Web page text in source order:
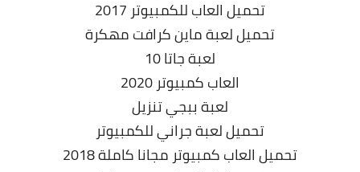
تحميل العاب للكمبيوتر 2017
تحميل لعبة ماين كرافت مهكرة
لعبة جاتا 10
العاب كمبيوتر 2020
لعبة ببجي تنزيل
تحميل لعبة جراني للكمبيوتر
تحميل العاب كمبيوتر مجانا كاملة 2018